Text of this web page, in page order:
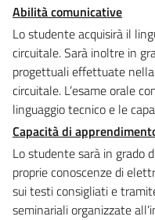
Abilità comunicative
Lo studente acquisirà il
circuitale. Sarà inoltre in
progettuali effettuate
circuitale. L’esame orale
linguaggio tecnico e le
Capacità di
Lo studente sarà in grado
proprie conoscenze di
sui testi consigliati e
seminariali organizzate